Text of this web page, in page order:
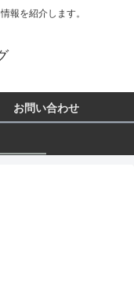
報を紹介します。
お問い合わせ